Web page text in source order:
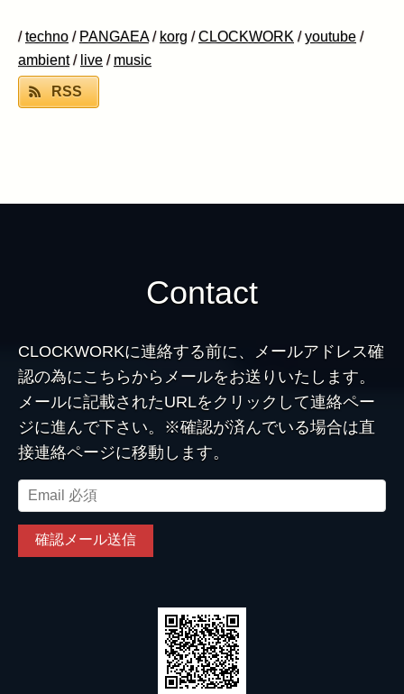
/techno / PANGAEA / korg /CLOCKWORK /youtube /
ambient / live / music
RSS
Contact
CLOCKWORKに連絡する前に、メールアドレス確
認の為にこちらからメールをお送りいたします。
メールに記載されたURLをクリックして連絡ペー
ジに進んで下さい。※確認が済んでいる場合は直
接連絡ページに移動します。